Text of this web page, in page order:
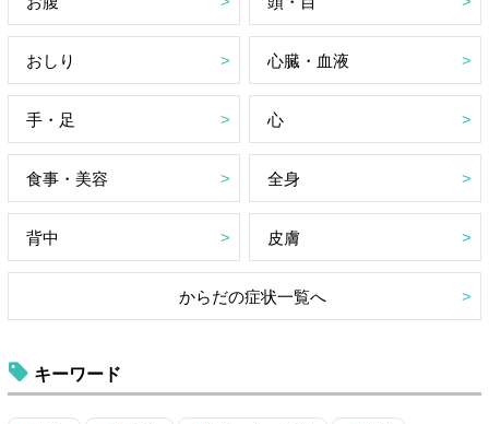
おしり 心臓・血液
手・足 心
食事・美容 全身
背中 皮膚
からだの症状一覧へ
キーワード